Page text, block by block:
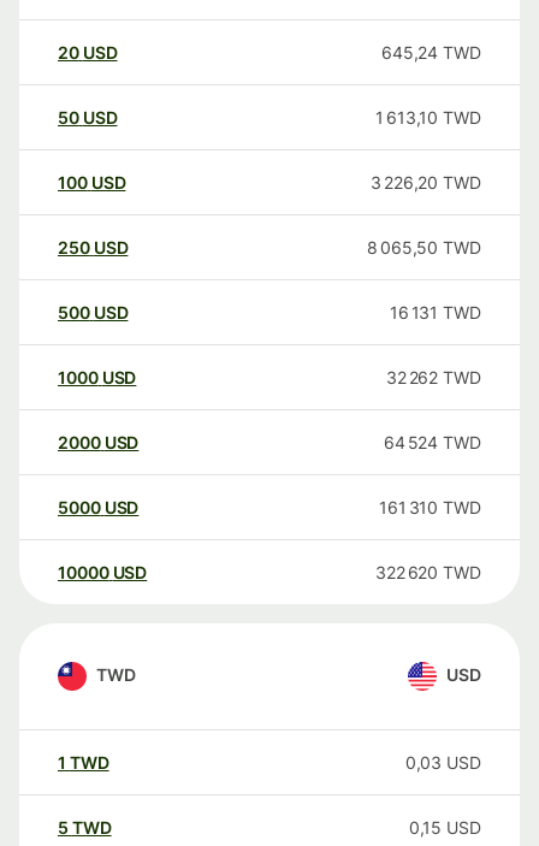
20 USD 645,24 TWD
50 USD 1 613,10 TWD
100 USD 3 226,20 TWD
250 USD 8 065,50 TWD
500 USD 16 131 TWD
1000 USD 32 262 TWD
2000 USD 64 524 TWD
5000 USD 161 310 TWD
10000 USD 322 620 TWD
TWD USD
1 TWD 0,03 USD
5 TWD 0,15 USD